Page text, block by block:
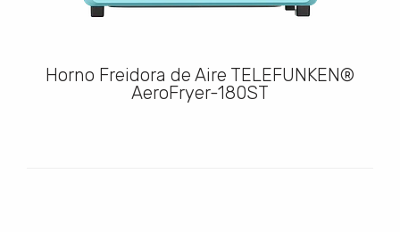
Horno Freidora de Aire TELEFUNKEN®
AeroFryer-180ST